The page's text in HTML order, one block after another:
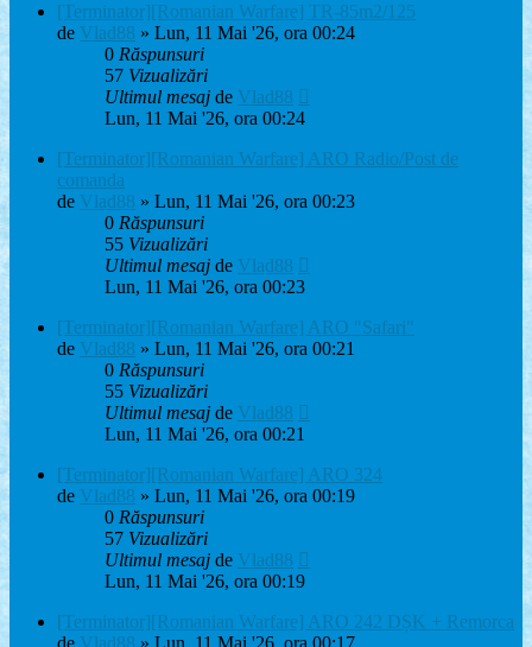
[Terminator][Romanian Warfare] TR-85m2/125
de Vlad88 » Lun, 11 Mai '26, ora 00:24
0 Răspunsuri
57 Vizualizări
Ultimul mesaj de Vlad88
Lun, 11 Mai '26, ora 00:24
[Terminator][Romanian Warfare] ARO Radio/Post de
comanda
de Vlad88 » Lun, 11 Mai '26, ora 00:23
0 Răspunsuri
55 Vizualizări
Ultimul mesaj de Vlad88
Lun, 11 Mai '26, ora 00:23
[Terminator][Romanian Warfare] ARO "Safari"
de Vlad88 » Lun, 11 Mai '26, ora 00:21
0 Răspunsuri
55 Vizualizări
Ultimul mesaj de Vlad88
Lun, 11 Mai '26, ora 00:21
[Terminator][Romanian Warfare] ARO 324
de Vlad88 » Lun, 11 Mai '26, ora 00:19
0 Răspunsuri
57 Vizualizări
Ultimul mesaj de Vlad88
Lun, 11 Mai '26, ora 00:19
[Terminator][Romanian Warfare] ARO 242 DȘK + Remorca